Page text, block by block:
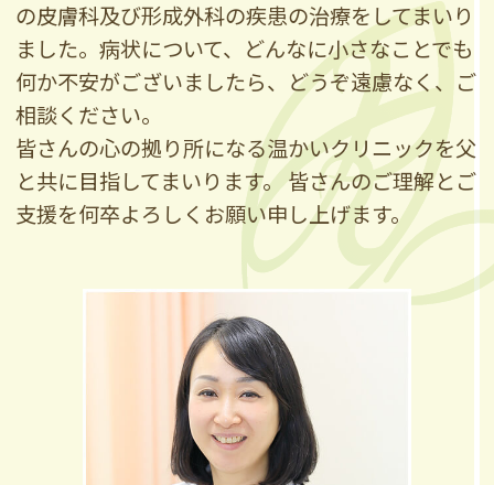
の皮膚科及び形成外科の疾患の治療をしてまいり
ました。病状について、どんなに小さなことでも
何か不安がございましたら、どうぞ遠慮なく、ご
相談ください。
皆さんの心の拠り所になる温かいクリニックを父
と共に目指してまいります。 皆さんのご理解とご
支援を何卒よろしくお願い申し上げます。